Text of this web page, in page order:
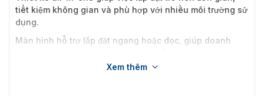
tiết kiệm không gian và phù hợp với nhiều môi trường sử
dụng.
Màn hình hỗ trợ lắp đặt ngang hoặc dọc, giúp doanh
Xem thêm